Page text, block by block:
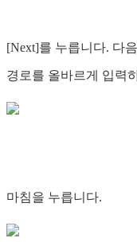
[Next]를 누릅니다. 다
경로를 올바르게 입력
마침을 누릅니다.